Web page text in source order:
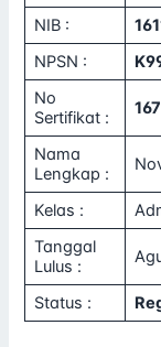
NIB :
NPSN :
No
Sertifikat :
Nama
Lengkap :
Kelas :
Tanggal
Lulus :
Status :